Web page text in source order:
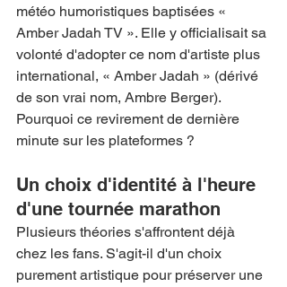
météo humoristiques baptisées «
Amber Jadah TV ». Elle y officialisait sa
volonté d'adopter ce nom d'artiste plus
international, « Amber Jadah » (dérivé
de son vrai nom, Ambre Berger).
Pourquoi ce revirement de dernière
minute sur les plateformes ?
Un choix d'identité à l'heure
d'une tournée marathon
Plusieurs théories s'affrontent déjà
chez les fans. S'agit-il d'un choix
purement artistique pour préserver une